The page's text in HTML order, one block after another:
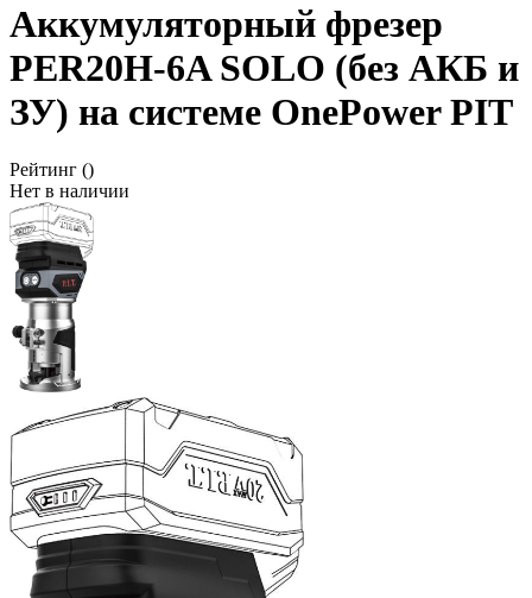
Аккумуляторный фрезер
PER20H-6A SOLO (без АКБ и
ЗУ) на системе OnePower PIT
Рейтинг ()
Нет в наличии